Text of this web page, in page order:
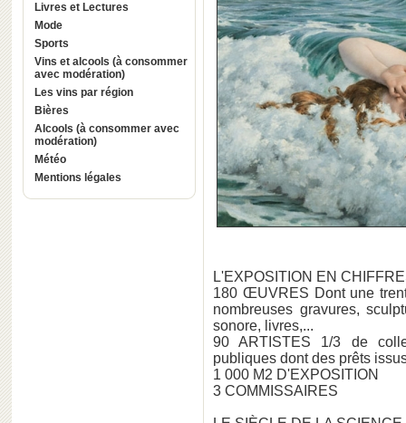
Livres et Lectures
Mode
Sports
Vins et alcools (à consommer
avec modération)
Les vins par région
Bières
Alcools (à consommer avec
modération)
Météo
Mentions légales
L'EXPOSITION EN
180 ŒUVRES Dont une
nombreuses gravures,
sonore, livres,...
90 ARTISTES 1/3 de
publiques dont des prêts
1 000 M2 D'EXPOSITION
3 COMMISSAIRES